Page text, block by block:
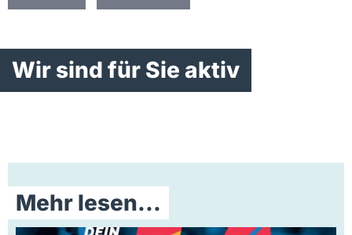
Wir sind für Sie aktiv
Mehr lesen...